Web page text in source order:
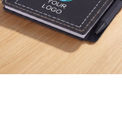
touches
fléchées
pour
panoramiser